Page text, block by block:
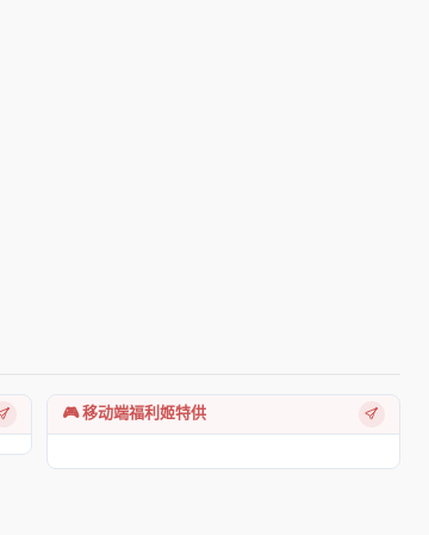
🎮 移动端福利姬特供